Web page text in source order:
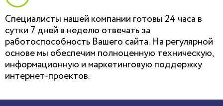
Специалисты нашей компании готовы 24 часа в
сутки 7 дней в неделю отвечать за
работоспособность Вашего сайта. На регулярной
основе мы обеспечим полноценную техническую,
информационную и маркетинговую поддержку
интернет-проектов.